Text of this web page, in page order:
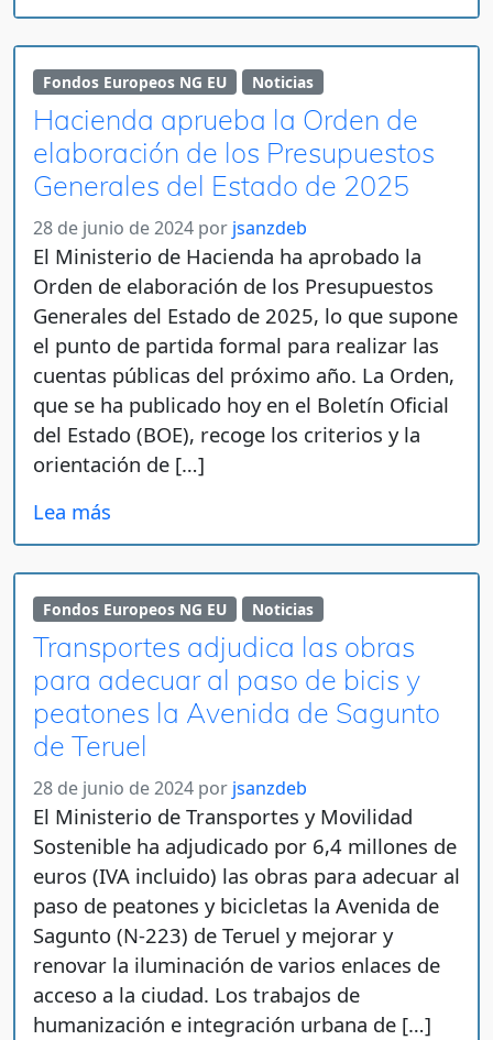
Fondos Europeos NG EU Noticias
Hacienda aprueba la Orden de
elaboración de los Presupuestos
Generales del Estado de 2025
28 de junio de 2024 por jsanzdeb
El Ministerio de Hacienda ha aprobado la
Orden de elaboración de los Presupuestos
Generales del Estado de 2025, lo que supone
el punto de partida formal para realizar las
cuentas públicas del próximo año. La Orden,
que se ha publicado hoy en el Boletín Oficial
del Estado (BOE), recoge los criterios y la
orientación de […]
Lea más
Fondos Europeos NG EU Noticias
Transportes adjudica las obras
para adecuar al paso de bicis y
peatones la Avenida de Sagunto
de Teruel
28 de junio de 2024 por jsanzdeb
El Ministerio de Transportes y Movilidad
Sostenible ha adjudicado por 6,4 millones de
euros (IVA incluido) las obras para adecuar al
paso de peatones y bicicletas la Avenida de
Sagunto (N-223) de Teruel y mejorar y
renovar la iluminación de varios enlaces de
acceso a la ciudad. Los trabajos de
humanización e integración urbana de […]